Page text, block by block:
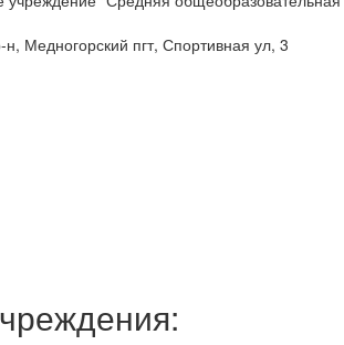
Медногорский пгт, Спортивная ул, 3